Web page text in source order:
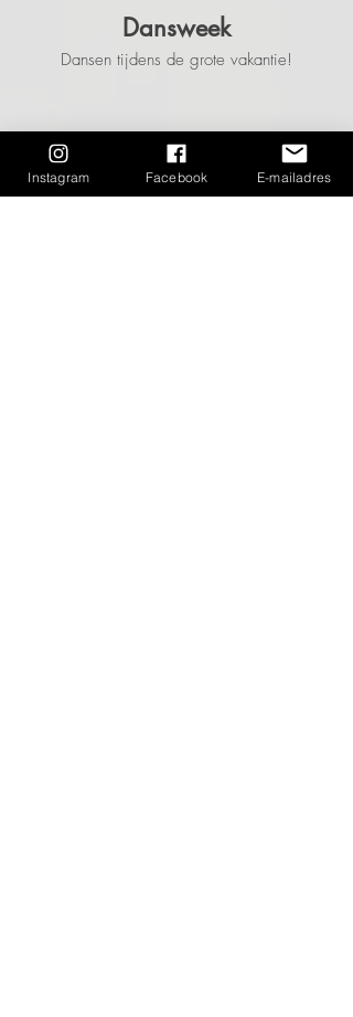
Dansweek
Dansen tijdens de grote vakantie!
Instagram Facebook E-mailadres